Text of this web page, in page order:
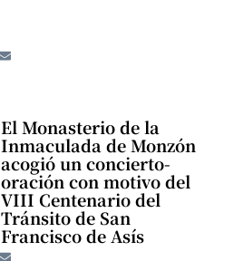
El Monasterio de la
Inmaculada de Monzón
acogió un concierto-
oración con motivo del
VIII Centenario del
Tránsito de San
Francisco de Asís